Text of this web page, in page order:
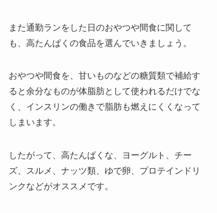
また通勤ランをした日のおやつや間食に関して
も、高たんぱくの食品を選んでいきましょう。
おやつや間食を、甘いものなどの糖質類で補給す
ると余分なものが体脂肪として使われるだけでな
く、インスリンの働きで脂肪も燃えにくくなって
しまいます。
したがって、高たんぱくな、ヨーグルト、チー
ズ、スルメ、ナッツ類、ゆで卵、プロテインドリ
ンクなどがオススメです。